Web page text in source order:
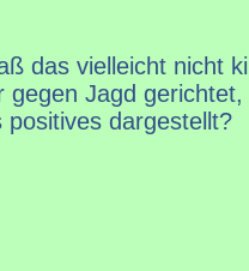
das vielleicht nicht
gegen Jagd
dargestellt?